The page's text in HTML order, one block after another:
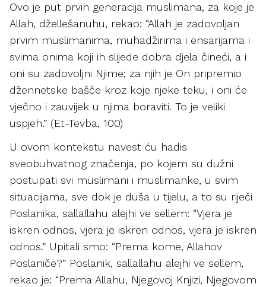
Ovo je put prvih generacija muslimana, za koje je
Allah, džellešanuhu, rekao: “Allah je zadovoljan
prvim muslimanima, muhadžirima i ensarijama i
svima onima koji ih slijede dobra djela čineći, a i
oni su zadovoljni Njime; za njih je On pripremio
džennetske bašče kroz koje rijeke teku, i oni će
vječno i zauvijek u njima boraviti. To je veliki
uspjeh.” (Et-Tevba, 100)
U ovom kontekstu navest ću hadis
sveobuhvatnog značenja, po kojem su dužni
postupati svi muslimani i muslimanke, u svim
situacijama, sve dok je duša u tijelu, a to su riječi
Poslanika, sallallahu alejhi ve sellem: “Vjera je
iskren odnos, vjera je iskren odnos, vjera je iskren
odnos.” Upitali smo: “Prema kome, Allahov
Poslaniče?” Poslanik, sallallahu alejhi ve sellem,
rekao je: “Prema Allahu, Njegovoj Knjizi, Njegovom